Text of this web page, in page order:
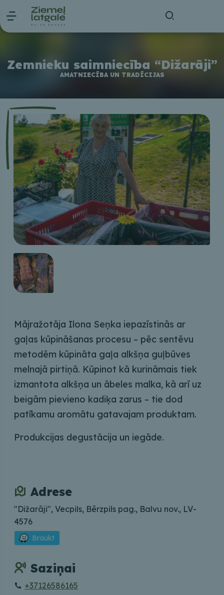
Zemnieku saimniecība “Dižarāji”
AMATNIECĪBA UN TRADĪCIJAS
Mājražotāja Ilona Seņka iepazīstinās ar
gaļas kūpināšanas procesu – pēc sentēvu
metodēm kūpināta gaļa alkšņa guļbūves
melnajā pirtiņā. Kūpinot kā kurināmais tiek
izmantota alkšņa un ābeles malka, kā arī uz
beigām pievieno kadiķa zarus – tie dod
patīkamu aromātu gatavajam produktam.
Produkcijas degustācija un iegāde.
Adrese
"Dižarāji", Vecpils, Bērzpils pag., Balvu nov., LV-
4576
Braukt
Saziņai
+37126586165